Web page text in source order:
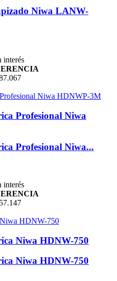
Niwa LANW-
interés
Profesional Niwa
Profesional Niwa...
interés
Niwa HDNW-750
Niwa HDNW-750